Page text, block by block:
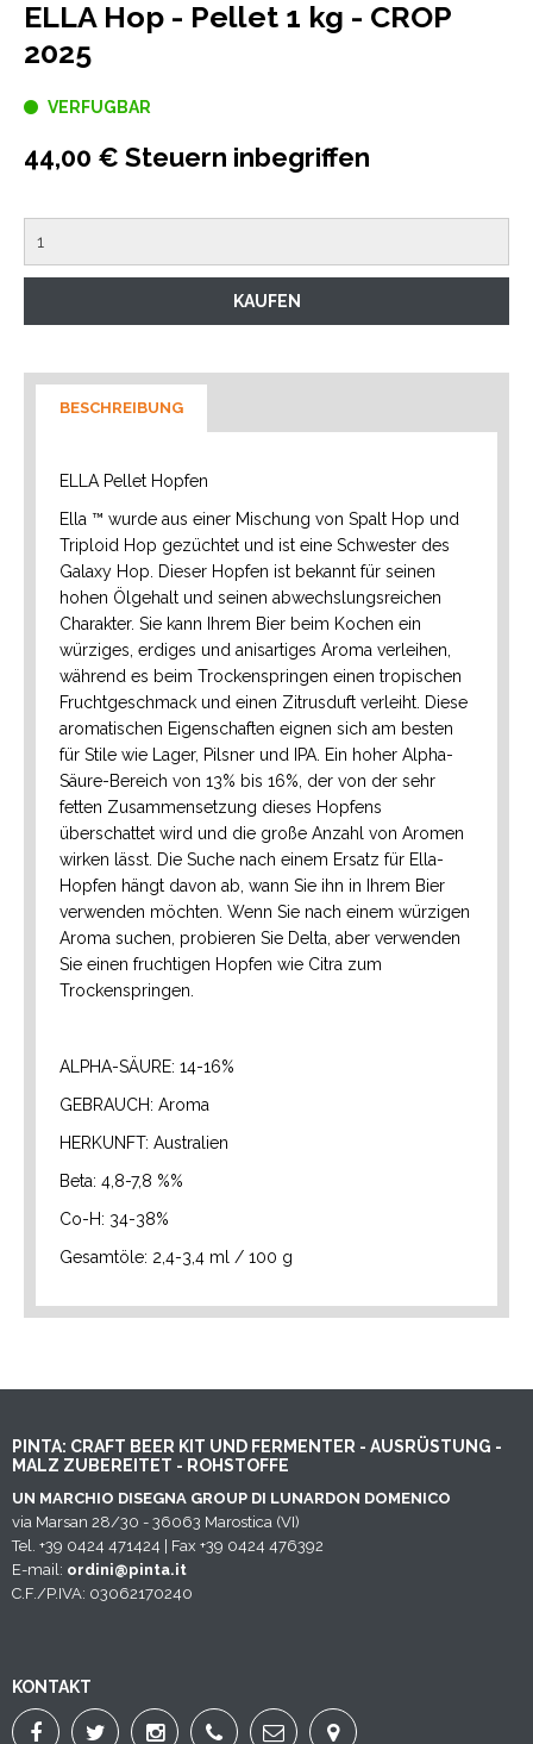
ELLA Hop - Pellet 1 kg - CROP
2025
VERFUGBAR
44,00 € Steuern inbegriffen
BESCHREIBUNG
ELLA Pellet Hopfen
Ella ™ wurde aus einer Mischung von Spalt Hop und
Triploid Hop gezüchtet und ist eine Schwester des
Galaxy Hop. Dieser Hopfen ist bekannt für seinen
hohen Ölgehalt und seinen abwechslungsreichen
Charakter. Sie kann Ihrem Bier beim Kochen ein
würziges, erdiges und anisartiges Aroma verleihen,
während es beim Trockenspringen einen tropischen
Fruchtgeschmack und einen Zitrusduft verleiht. Diese
aromatischen Eigenschaften eignen sich am besten
für Stile wie Lager, Pilsner und IPA. Ein hoher Alpha-
Säure-Bereich von 13% bis 16%, der von der sehr
fetten Zusammensetzung dieses Hopfens
überschattet wird und die große Anzahl von Aromen
wirken lässt. Die Suche nach einem Ersatz für Ella-
Hopfen hängt davon ab, wann Sie ihn in Ihrem Bier
verwenden möchten. Wenn Sie nach einem würzigen
Aroma suchen, probieren Sie Delta, aber verwenden
Sie einen fruchtigen Hopfen wie Citra zum
Trockenspringen.
ALPHA-SÄURE: 14-16%
GEBRAUCH: Aroma
HERKUNFT: Australien
Beta: 4,8-7,8 %%
Co-H: 34-38%
Gesamtöle: 2,4-3,4 ml / 100 g
PINTA: CRAFT BEER KIT UND FERMENTER - AUSRÜSTUNG -
MALZ ZUBEREITET - ROHSTOFFE
UN MARCHIO DISEGNA GROUP DI LUNARDON DOMENICO
via Marsan 28/30 - 36063 Marostica (VI)
Tel. +39 0424 471424 | Fax +39 0424 476392
E-mail: ordini@pinta.it
C.F./P.IVA: 03062170240
KONTAKT